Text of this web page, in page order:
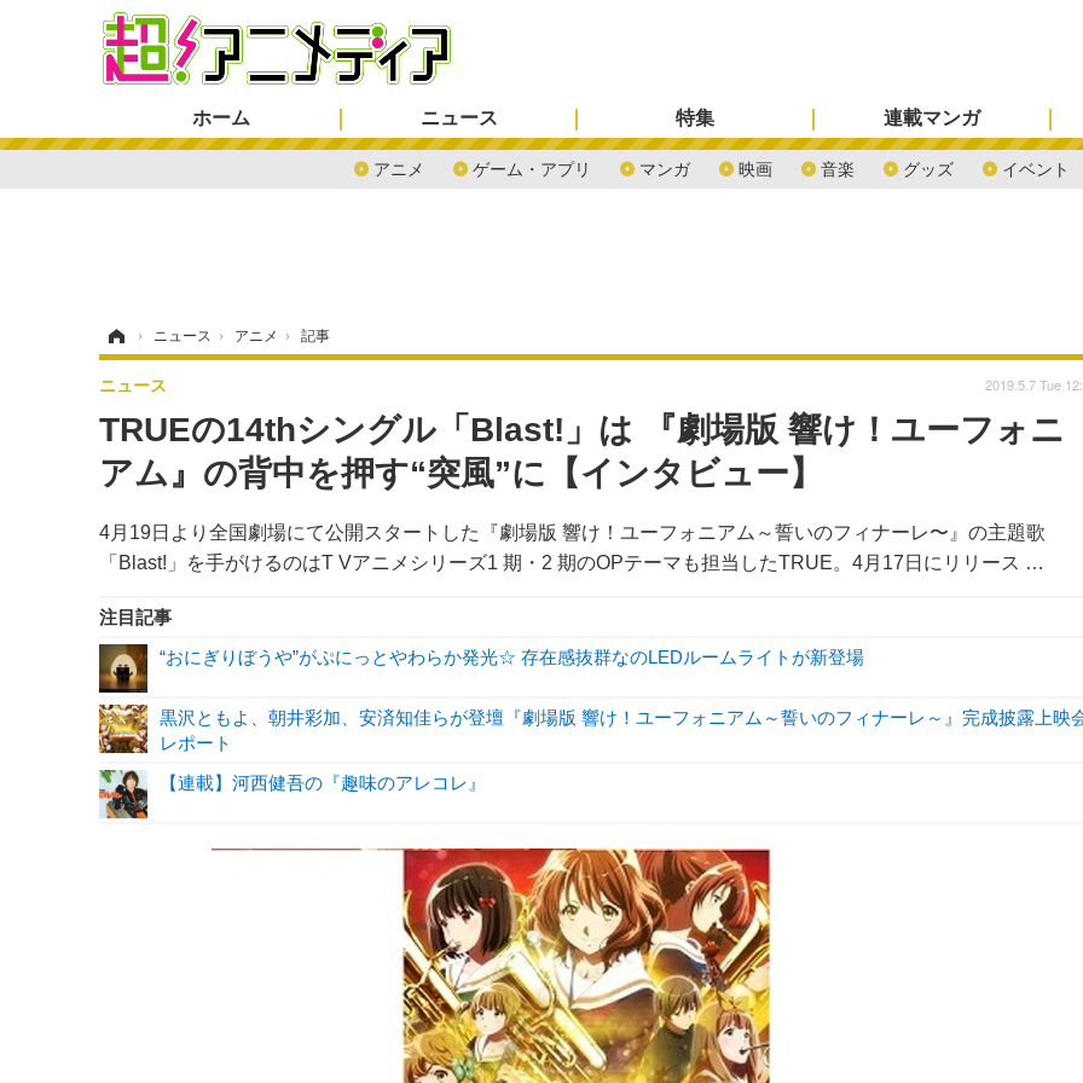
ホーム ニュース
アニメ ゲーム・アプリ マンガ 映画 音楽 グッズ イベント
特集 連載マンガ
› ニュース › アニメ › 記事
TRUEの14thシングル「Blast!」は 『劇場版 響け！ユーフォニ
アム』の背中を押す“突風”に【インタビュー】
4月19日より全国劇場にて公開スタートした『劇場版 響け！ユーフォニアム～誓いのフィナーレ〜』の主題歌
「Blast!」を手がけるのはT Vアニメシリーズ1 期・2 期のOPテーマも担当したTRUE。4月17日にリリース …
ニュース 2019.5.7 Tue
注目記事
“おにぎりぼうや”がぷにっとやわらか発光☆ 存在感抜群なのLEDルームライトが新登場
黒沢ともよ、朝井彩加、安済知佳らが登壇『劇場版 響け！ユーフォニアム～誓いのフィナーレ～』完成披露上映
レポート
【連載】河西健吾の『趣味のアレコレ』